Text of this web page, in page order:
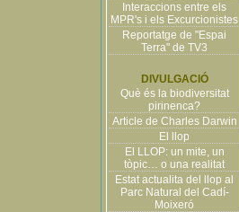
Interaccions entre els
MPR's i els Excurcionistes
Reportatge de "Espai
Terra" de TV3
DIVULGACIÓ
Què és la biodiversitat
pirinenca?
Article de Charles Darwin
El llop
El LLOP: un mite, un
tòpic… o una realitat
Estat actualita del llop al
Parc Natural del Cadí-
Moixeró